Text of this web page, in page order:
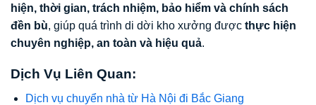
hiện, thời gian, trách nhiệm, bảo hiểm và chính sách
đền bù, giúp quá trình di dời kho xưởng được thực hiện
chuyên nghiệp, an toàn và hiệu quả.
Dịch Vụ Liên Quan:
Dịch vụ chuyển nhà từ Hà Nội đi Bắc Giang